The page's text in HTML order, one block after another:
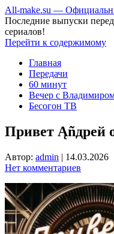
All-make.su —
Последние выпуски
сериалов!
Перейти к содержимому
Главная
Передачи
60 минут
Вечер с
Бесогон ТВ
Привет Ąñдpей
Автор: admin | 14.03.2026
Нет комментариев